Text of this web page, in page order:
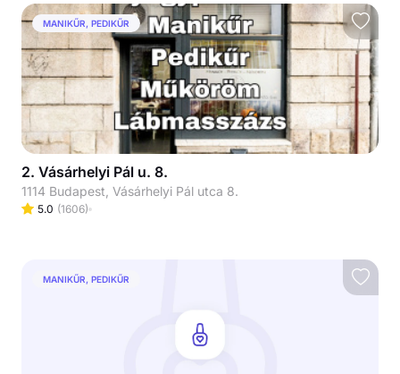
MANIKŰR, PEDIKŰR
2. Vásárhelyi Pál u. 8.
1114 Budapest, Vásárhelyi Pál utca 8.
5.0 (1606)
MANIKŰR, PEDIKŰR